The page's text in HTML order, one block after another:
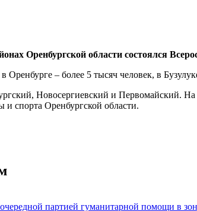
Оренбургской области состоялся
Оренбурге – более 5 тысяч человек, в
Новосергиевский и Первомайский.
и спорта Оренбургской области.
партией гуманитарной помощи в